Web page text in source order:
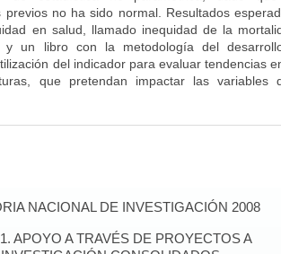
no ha sido normal. Resultados
en salud, llamado inequidad de la
y un libro con la metodología del
del indicador para evaluar tendencias
que pretendan impactar las variables
NACIONAL DE INVESTIGACIÓN 2008
APOYO A TRAVÉS DE PROYECTOS A